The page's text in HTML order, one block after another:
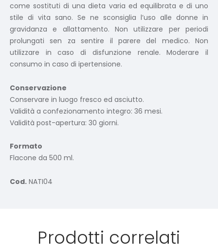
come sostituti di una dieta varia ed equilibrata e di uno
stile di vita sano. Se ne sconsiglia l’uso alle donne in
gravidanza e allattamento. Non utilizzare per periodi
prolungati sen za sentire il parere del medico. Non
utilizzare in caso di disfunzione renale. Moderare il
consumo in caso di ipertensione.
Conservazione
Conservare in luogo fresco ed asciutto.
Validità a confezionamento integro: 36 mesi.
Validità post-apertura: 30 giorni.
Formato
Flacone da 500 ml.
Cod. NATI04
Prodotti correlati